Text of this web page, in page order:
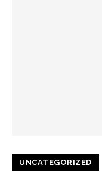
UNCATEGORIZED